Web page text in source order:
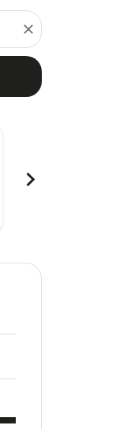
close
chevron_right
优惠
寻找优惠寻找优惠寻找优惠
disclaimer. 寻找